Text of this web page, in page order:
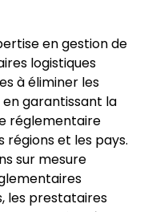
en gestion de
logistiques
à éliminer les
garantissant la
réglementaire
régions et les pays.
sur mesure
les prestataires